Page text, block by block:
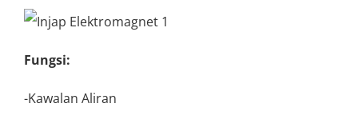
Fungsi:
-Kawalan Aliran